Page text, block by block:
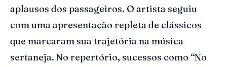
aplausos dos passageiros. O artista seguiu
com uma apresentação repleta de clássicos
que marcaram sua trajetória na música
sertaneja. No repertório, sucessos como “No